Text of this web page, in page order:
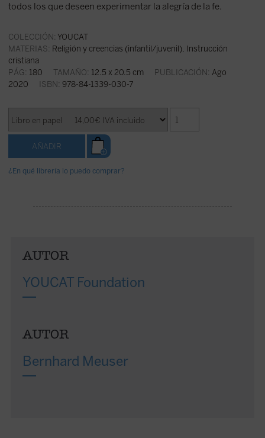
todos los que deseen experimentar la alegría de la fe.
COLECCIÓN: YOUCAT
MATERIAS: Religión y creencias (infantil/juvenil), Instrucción
cristiana
PÁG: 180 TAMAÑO: 12.5 x 20.5 cm PUBLICACIÓN: Ago
2020 ISBN: 978-84-1339-030-7
¿En qué librería lo puedo comprar?
AUTOR
YOUCAT Foundation
AUTOR
Bernhard Meuser